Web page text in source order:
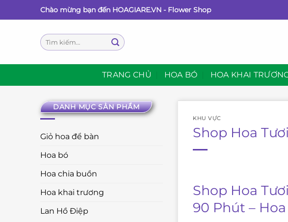
qua
Chào mừng bạn đến HOAGIARE.VN - Flower Shop
Tìm
kiếm:
TRANG CHỦ HOA BÓ HOA KHAI
DANH MỤC SẢN PHẨM
Giỏ hoa để bàn
Hoa bó
Hoa chia buồn
Hoa khai trương
Lan Hồ Điệp
KHU VỰC
Shop Hoa
Shop Hoa
90 Phút –